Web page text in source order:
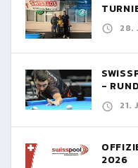
28.
-
21.
2026